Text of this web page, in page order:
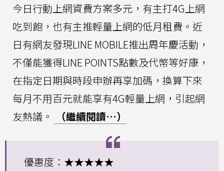
今日行動上網資費方案多元，有主打4G上網
吃到飽，也有主推輕量上網的低月租費。近
日有網友發現LINE MOBILE推出周年慶活動，
不僅能獲得LINE POINTS點數及代幣等好康，
在指定日期與時段申辦再享加碼，換算下來
每月不用百元就能享有4G輕量上網，引起網
友熱議。
（繼續閱讀…）
優惠度：★★★★★